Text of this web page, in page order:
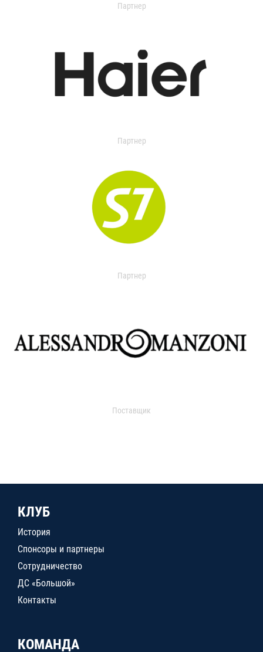
Партнер
Партнер
Партнер
Поставщик
КЛУБ
История
Спонсоры и партнеры
Сотрудничество
ДС «Большой»
Контакты
КОМАНДА